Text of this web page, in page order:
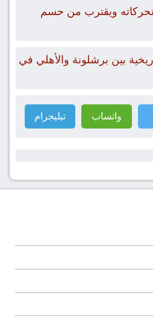
ويقترب من حسم
بين برشلونة والأهلي في
واتساب تيليجرام